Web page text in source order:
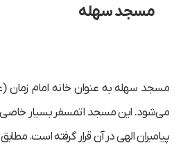
مسجد سهله
مسجد سهله به عنوان خانه امام زمان
می‌شود. این مسجد اتمسفر بسیار
پیامبران الهی در آن قرار گرفته است. مطابق